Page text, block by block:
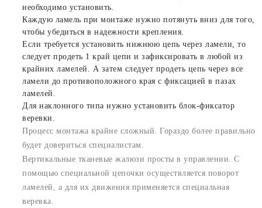
необходимо установить.
Каждую ламель при монтаже нужно потянуть вниз для того,
чтобы убедиться в надежности крепления.
Если требуется установить нижнюю цепь через ламели, то
следует продеть 1 край цепи и зафиксировать в любой из
крайних ламелей. А затем следует продеть цепь через все
ламели до противоположного края с фиксацией в пазах
ламелей.
Для наклонного типа нужно установить блок-фиксатор
веревки.
Процесс монтажа крайне сложный. Гораздо более правильно
будет довериться специалистам.
Вертикальные тканевые жалюзи просты в управлении. С
помощью специальной цепочки осуществляется поворот
ламелей, а для их движения применяется специальная
веревка.